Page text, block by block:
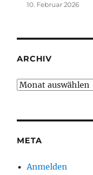
10. Februar 2026
ARCHIV
Archiv
META
Anmelden